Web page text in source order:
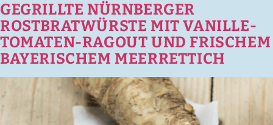
GEGRILLTE NÜRNBERGER
ROSTBRATWÜRSTE MIT VANILLE-
TOMATEN-RAGOUT UND FRISCHEM
BAYERISCHEM MEERRETTICH